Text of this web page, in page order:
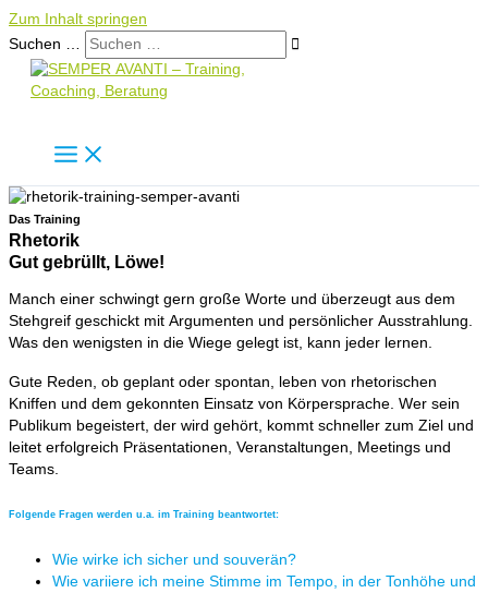
Zum Inhalt springen
Suchen …
Das Training
Rhetorik
Gut gebrüllt, Löwe!
Manch einer schwingt gern große Worte und überzeugt aus dem
Stehgreif geschickt mit Argumenten und persönlicher Ausstrahlung.
Was den wenigsten in die Wiege gelegt ist, kann jeder lernen.
Gute Reden, ob geplant oder spontan, leben von rhetorischen
Kniffen und dem gekonnten Einsatz von Körpersprache. Wer sein
Publikum begeistert, der wird gehört, kommt schneller zum Ziel und
leitet erfolgreich Präsentationen, Veranstaltungen, Meetings und
Teams.
Folgende Fragen werden u.a. im Training beantwortet:​
Wie wirke ich sicher und souverän?
Wie variiere ich meine Stimme im Tempo, in der Tonhöhe und